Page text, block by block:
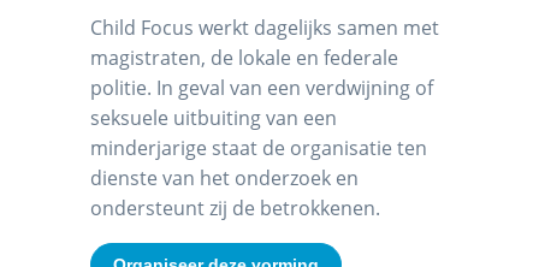
Child Focus werkt dagelijks samen met
magistraten, de lokale en federale
politie. In geval van een verdwijning of
seksuele uitbuiting van een
minderjarige staat de organisatie ten
dienste van het onderzoek en
ondersteunt zij de betrokkenen.